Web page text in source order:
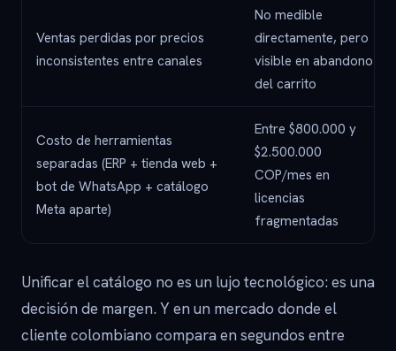
Ventas perdidas por precios
inconsistentes entre canales
No medible
directamente, pero
visible en abandono
del carrito
Costo de herramientas
separadas (ERP + tienda web +
bot de WhatsApp + catálogo
Meta aparte)
Entre $800.000 y
$2.500.000
COP/mes en
licencias
fragmentadas
Unificar el catálogo no es un lujo tecnológico: es una
decisión de margen. Y en un mercado donde el
cliente colombiano compara en segundos entre